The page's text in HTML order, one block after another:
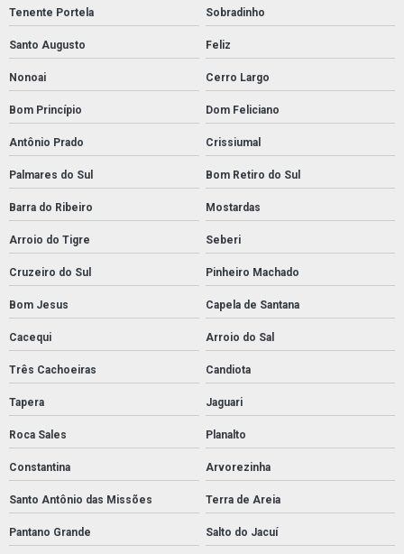
Tenente Portela Sobradinho
Santo Augusto Feliz
Nonoai Cerro Largo
Bom Princípio Dom Feliciano
Antônio Prado Crissiumal
Palmares do Sul Bom Retiro do Sul
Barra do Ribeiro Mostardas
Arroio do Tigre Seberi
Cruzeiro do Sul Pinheiro Machado
Bom Jesus Capela de Santana
Cacequi Arroio do Sal
Três Cachoeiras Candiota
Tapera Jaguari
Roca Sales Planalto
Constantina Arvorezinha
Santo Antônio das Missões Terra de Areia
Pantano Grande Salto do Jacuí